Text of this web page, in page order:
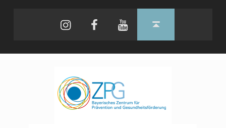
FacebookYouTubeBack to top ↑